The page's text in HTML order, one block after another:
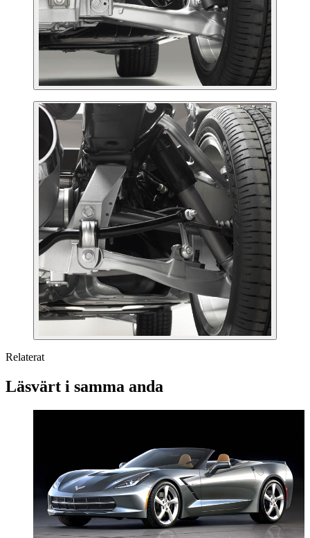
Relaterat
Läsvärt i samma anda